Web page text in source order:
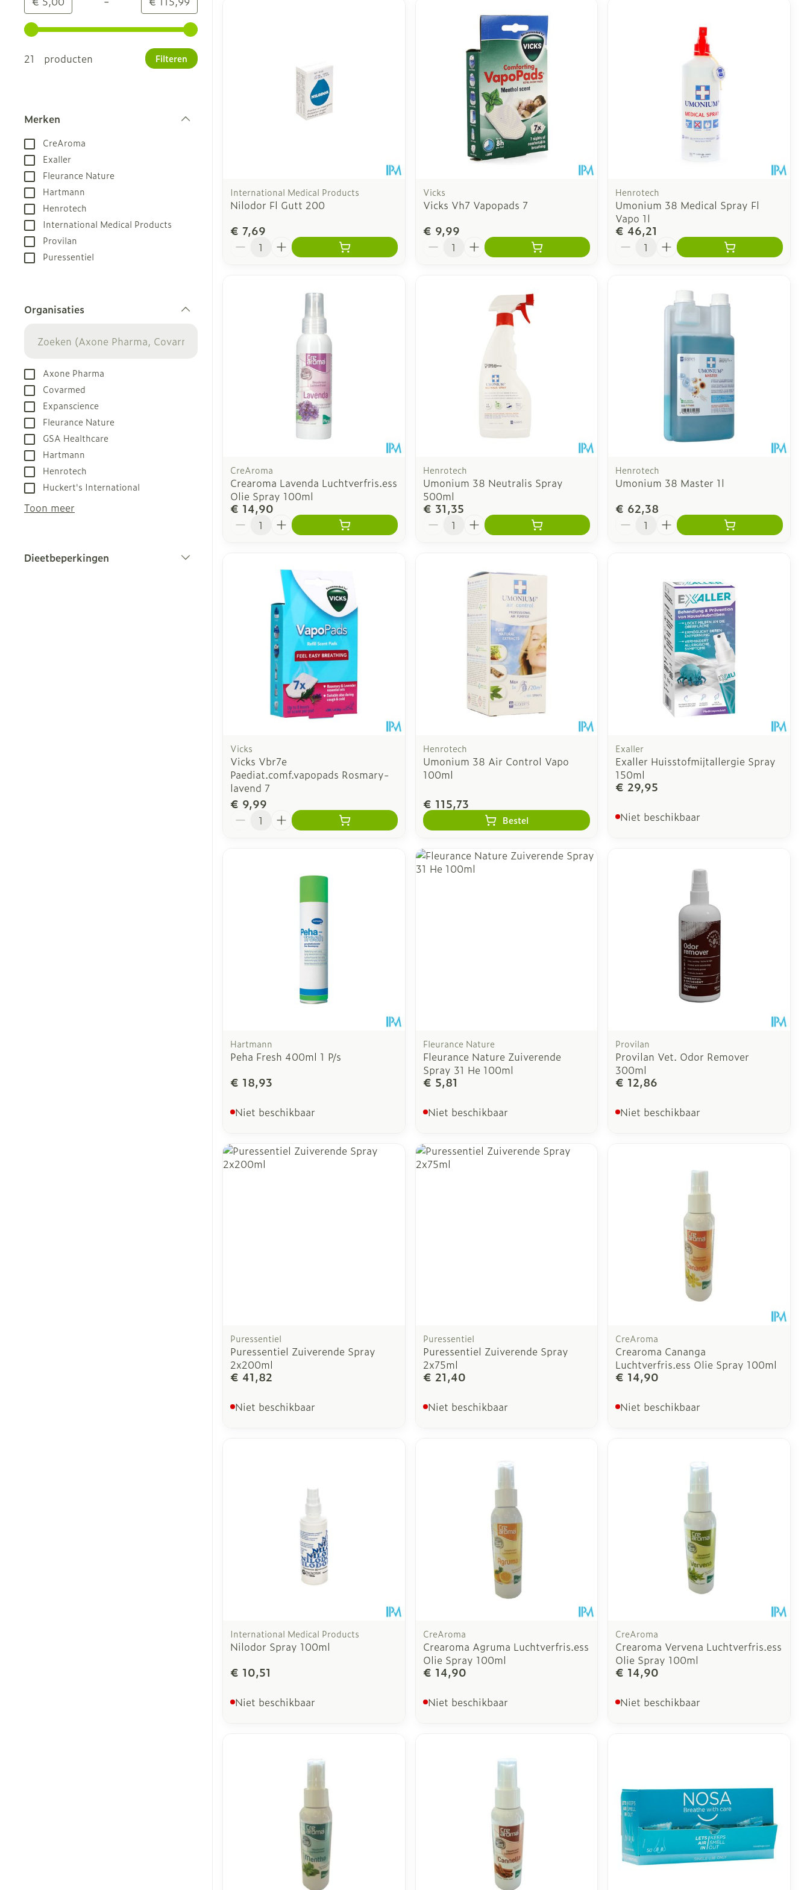
Gebruik de pijltjestoetsen links en rechts om de minimale en maximale prijswaarden aan te passen.
21 producten
Filteren
Merken
CreAroma
Exaller
Fleurance Nature
Hartmann
Henrotech
International Medical Products
Provilan
Puressentiel
Organisaties
Axone Pharma
Covarmed
Expanscience
Fleurance Nature
GSA Healthcare
Hartmann
Henrotech
Huckert's International
Toon meer
Dieetbeperkingen
International Medical Products
Nilodor Fl Gutt 200
€ 7,69
Aantal
Vicks
Vicks Vh7 Vapopads 7
€ 9,99
Aantal
Henrotech
Umonium 38 Medical Spray Fl
Vapo 1l
€ 46,21
Aantal
CreAroma
Crearoma Lavenda Luchtverfris.ess
Olie Spray 100ml
€ 14,90
Aantal
Henrotech
Umonium 38 Neutralis Spray
500ml
€ 31,35
Aantal
Henrotech
Umonium 38 Master 1l
€ 62,38
Aantal
Vicks
Vicks Vbr7e
Paediat.comf.vapopads Rosmary-
lavend 7
€ 9,99
Aantal
Henrotech
Umonium 38 Air Control Vapo
100ml
€ 115,73
Bestel
Exaller
Exaller Huisstofmijtallergie Spray
150ml
€ 29,95
Niet beschikbaar
Hartmann
Peha Fresh 400ml 1 P/s
€ 18,93
Niet beschikbaar
Fleurance Nature
Fleurance Nature Zuiverende
Spray 31 He 100ml
€ 5,81
Niet beschikbaar
Provilan
Provilan Vet. Odor Remover
300ml
€ 12,86
Niet beschikbaar
Puressentiel
Puressentiel Zuiverende Spray
2x200ml
€ 41,82
Niet beschikbaar
Puressentiel
Puressentiel Zuiverende Spray
2x75ml
€ 21,40
Niet beschikbaar
CreAroma
Crearoma Cananga
Luchtverfris.ess Olie Spray 100ml
€ 14,90
Niet beschikbaar
International Medical Products
Nilodor Spray 100ml
€ 10,51
Niet beschikbaar
CreAroma
Crearoma Agruma Luchtverfris.ess
Olie Spray 100ml
€ 14,90
Niet beschikbaar
CreAroma
Crearoma Vervena Luchtverfris.ess
Olie Spray 100ml
€ 14,90
Niet beschikbaar